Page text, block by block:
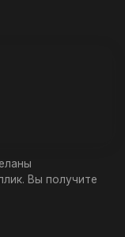
Вы получите